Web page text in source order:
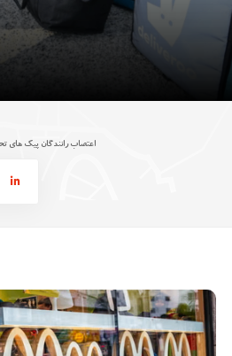
اعتصاب رانندگان پیک های